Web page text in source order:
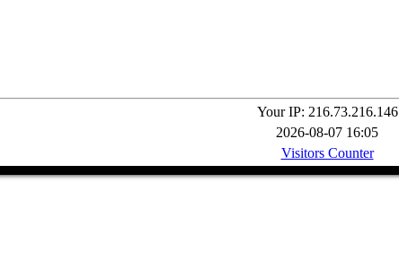
Your IP: 216.73.216.146
2026-08-07 16:05
Visitors Counter